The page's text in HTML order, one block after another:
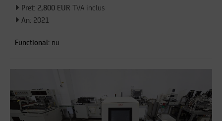
Pret: 2,800 EUR TVA inclus
An: 2021
Functional: nu